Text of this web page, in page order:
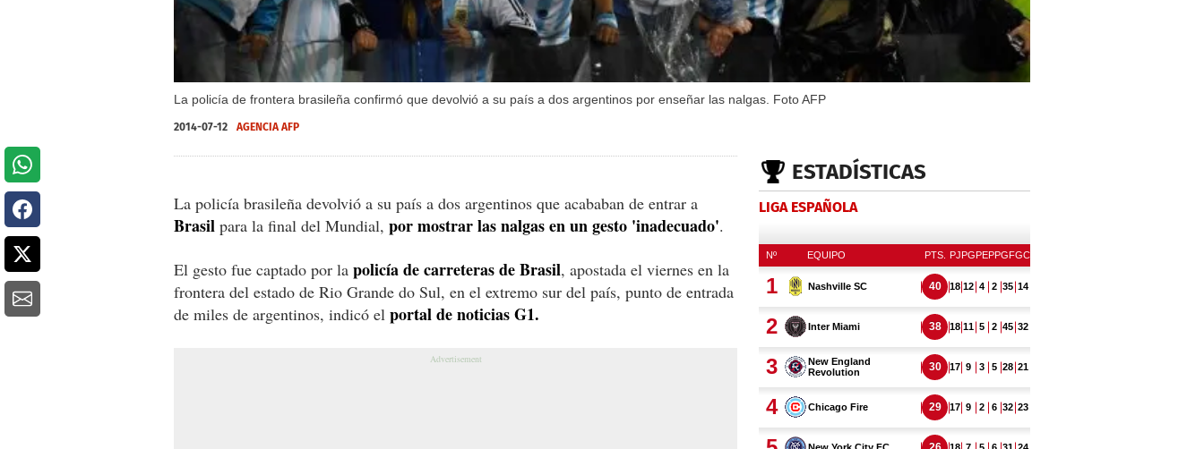
La policía de frontera brasileña confirmó que devolvió a su país a dos argentinos por enseñar las nalgas. Foto AFP
2014-07-12 AGENCIA AFP
La policía brasileña devolvió a su país a dos argentinos que acababan de entrar a
Brasil para la final del Mundial, por mostrar las nalgas en un gesto 'inadecuado'.
El gesto fue captado por la policía de carreteras de Brasil, apostada el viernes en la
frontera del estado de Rio Grande do Sul, en el extremo sur del país, punto de entrada
de miles de argentinos, indicó el portal de noticias G1.
ESTADÍSTICAS
LIGA ESPAÑOLA